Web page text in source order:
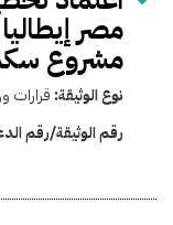
مصر
مشروع
نوع الوثيقة: قرارات
رقم الوثيقة/رقم